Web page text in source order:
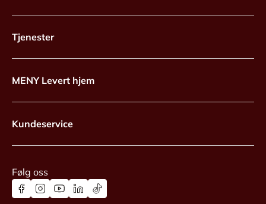
Tjenester
MENY Levert hjem
Kundeservice
Følg oss